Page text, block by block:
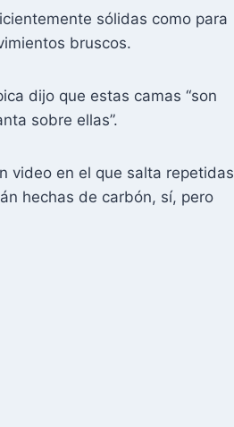
sólidas como para
bruscos.
dijo que estas camas “son
sobre ellas”.
video en el que salta repetidas
hechas de carbón, sí, pero